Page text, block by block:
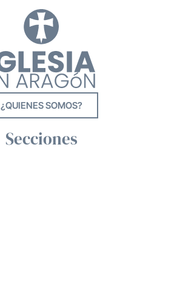
¿QUIENES SOMOS?
Secciones